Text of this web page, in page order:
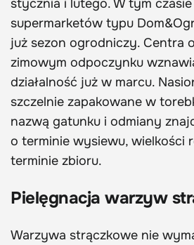
stycznia i lutego. W tym
supermarketów typu
już sezon ogrodniczy. Centra
zimowym odpoczynku
działalność już w marcu.
szczelnie zapakowane w
nazwą gatunku i odmiany
o terminie wysiewu, wielkości
terminie zbioru.
Pielęgnacja warzyw
Warzywa strączkowe nie